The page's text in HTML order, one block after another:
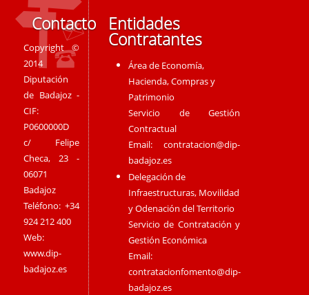
Contacto
Copyright ©
2014
Diputación
de Badajoz -
CIF:
P0600000D
c/ Felipe
Checa, 23 -
06071
Badajoz
Teléfono: +34
924 212 400
Web:
www.dip-
badajoz.es
Entidades
Contratantes
Área de Economía,
Hacienda, Compras y
Patrimonio
Servicio de Gestión
Contractual
Email:contratacion@dip-
badajoz.es
Delegación de
Infraestructuras, Movilidad
y Odenación del Territorio
Servicio de Contratación y
Gestión Económica
Email:
contratacionfomento@dip-
badajoz.es